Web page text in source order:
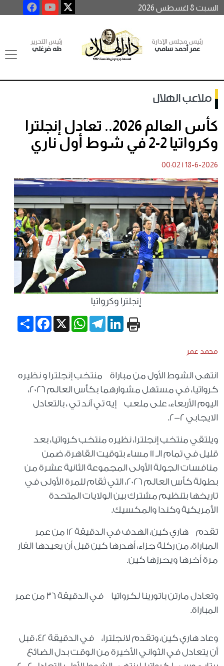
السبت 8 اغسطس 2026
رئيس مجلس الإدارة
عمر أحمد سامي
رئيس التحرير
طه فرغلي
ملاعب الهلال
كأس العالم 2026.. تعادل إنجلترا
وكرواتيا 2-2 في شوط أول ناري
18-6-2026
|
00:02
إنجلترا وكرواتيا
Share
Facebook X
WhatsApp
TelegramLinkedIn
محمد عمر
انتهى الشوط الأول من مباراة منتخب إنجلترا و نظيره
كرواتيا، في مستهل مشوارهما بكأس العالم 2026،
اليوم الأربعاء، على ملعب إيه تي آند تي ، بالتعادل
الايجابي 2-2.
ويلتقي منتخب إنجلترا، نظيره منتخب كرواتيا، بعد
قليل في تمام الـ 11 مساء بتوقيت القاهرة، ضمن
منافسات الجولة الأولى المجموعة الثانية عشرة من
بطولة كأس العالم 2026، التي تُقام للمرة الأولى في
تاريخها بتنظيم مشترك بين الولايات المتحدة
الأمريكية وكندا والمكسيك.
تقدم هاري كين، الهدف في الدقيقة 12 من عمر
المباراة، من ركلة جزاء، أهدرها كين قبل أن يعيدها الفار
مرة أخرها ويحرزها كين.
وتعادل مارتن باتورينا لكرواتيا في الدقيقة 36 من عمر
المباراة.
وعاد هاري كين، وتقدم لانجلترا، في الدقيقة 42، قبل
أن يتعادل في الثواني الأخيرة من الوقت بدل الضائع